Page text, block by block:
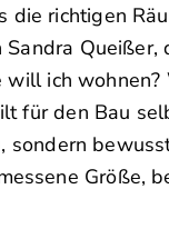
die richtigen
Queißer,
will ich
für den Bau
sondern
Größe,